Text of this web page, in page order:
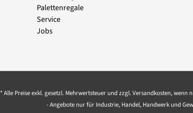
Palettenregale
Service
Jobs
* Alle Preise exkl. gesetzl. Mehrwertsteuer und zzgl. Versandkosten, wenn
- Angebote nur für Industrie, Handel, Handwerk und